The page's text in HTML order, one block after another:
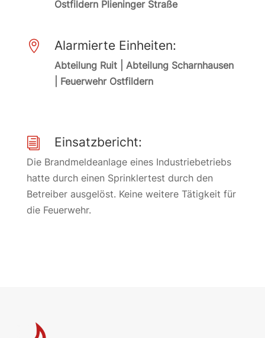
Ostfildern Plieninger Straße
 Alarmierte Einheiten:
Abteilung Ruit | Abteilung Scharnhausen
| Feuerwehr Ostfildern
i Einsatzbericht:
Die Brandmeldeanlage eines Industriebetriebs
hatte durch einen Sprinklertest durch den
Betreiber ausgelöst. Keine weitere Tätigkeit für
die Feuerwehr.